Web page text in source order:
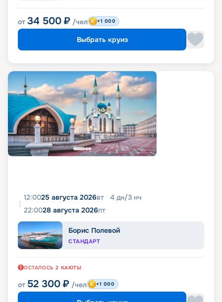
от 34 500 ₽ /чел +1 000
Выбрать круиз
12:0025 августа 2026вт 4 дн/3 нч
22:0028 августа 2026пт
Борис Полевой
СТАНДАРТ
ОСТАЛОСЬ 2 КАЮТЫ
от 52 300 ₽ /чел +1 000